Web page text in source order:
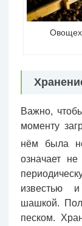
Важно,
моменту
нём была
означает
известью
шашкой.
песком.